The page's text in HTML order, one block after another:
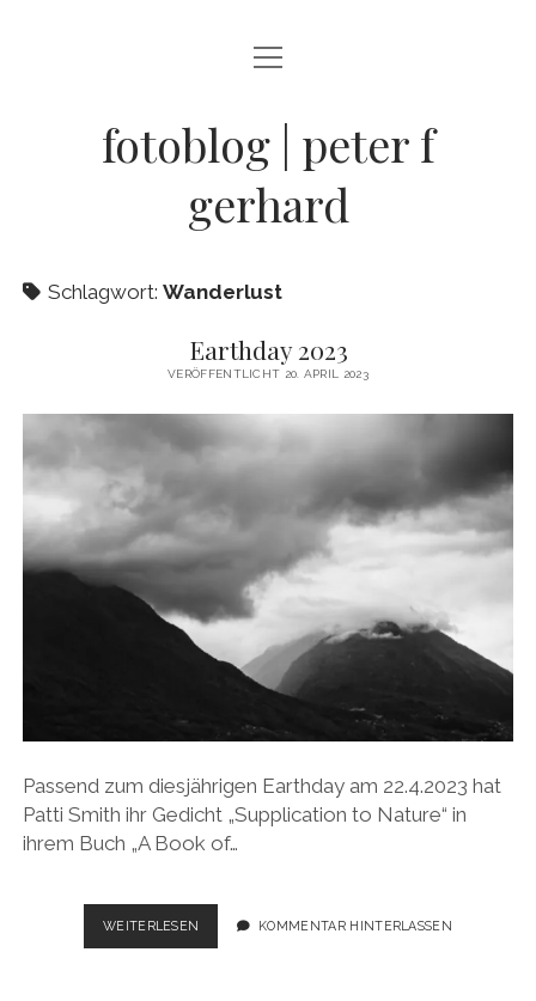
BLOG
JAZZ LIVE !
ZEN MOMENTE
INFO Menü
öffnen
DATENSCHUTZ
Menü
öffnen
fotoblog | peter f
gerhard
Schlagwort: Wanderlust
Earthday 2023
VERÖFFENTLICHT 20. APRIL 2023
Passend zum diesjährigen Earthday am 22.4.2023 hat
Patti Smith ihr Gedicht „Supplication to Nature“ in
ihrem Buch „A Book of…
WEITERLESEN EARTHDAY
2023
KOMMENTAR HINTERLASSEN